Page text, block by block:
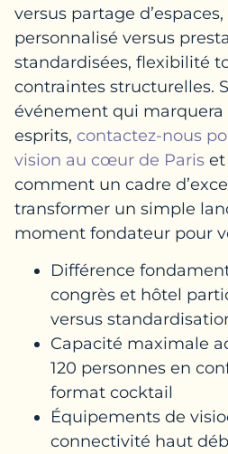
versus partage
personnalisé versus
standardisées, flexibilité
contraintes structurelles.
événement qui
esprits, contactez-nous
vision au cœur de Paris
comment un cadre
transformer un simple
moment fondateur pour
Différence
congrès et hôtel
versus
Capacité maximale
120 personnes en
format cocktail
Équipements de
connectivité haut